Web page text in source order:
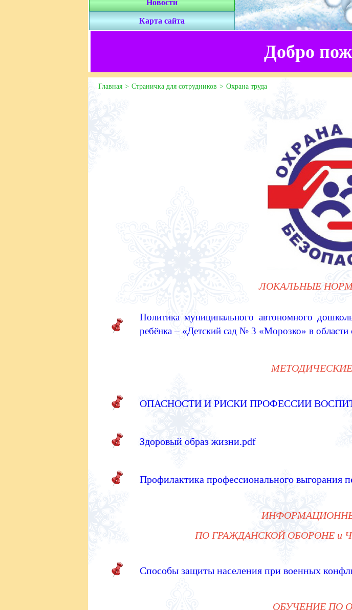
Новости
Карта сайта
Добро
Главная Страничка для сотрудников Охрана труда
ЛОКАЛЬНЫЕ
Политикамуниципального автономного
ребёнка – «Детский сад № 3 «Морозко» в
ОПАСНОСТИ И РИСКИ ПРОФЕССИИ
Здоровый образ жизни.pdf
Профилактика профессионального выгорания
ПО ГРАЖДАНСКОЙ ОБОРОНЕ и
Способы защиты населения при военных
ОБУЧЕНИЕ ПО